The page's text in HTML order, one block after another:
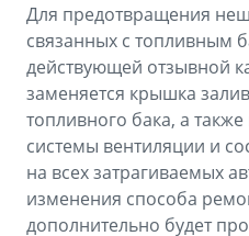
Для предотвращения
связанных с топливным
действующей отзывной
заменяется крышка
топливного бака, а
системы вентиляции и
на всех затрагиваемых
изменения способа
дополнительно будет